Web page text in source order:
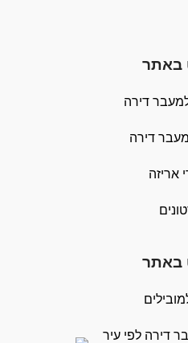
באתר
דירה
דירה
אריזה
באתר
דירה לפי עיר